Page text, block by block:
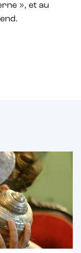
», et au